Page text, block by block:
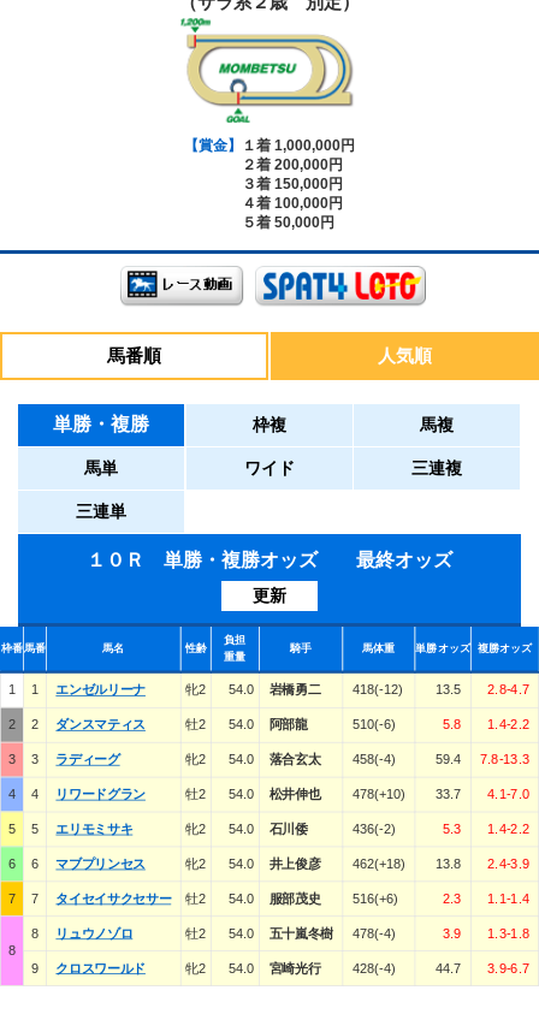
【賞金】
１着 1,000,000円
２着 200,000円
３着 150,000円
４着 100,000円
５着 50,000円
馬番順 人気順
単勝・複勝 枠複 馬複
馬単 ワイド 三連複
三連単
１０Ｒ 単勝・複勝オッズ 最終オッズ
更新
枠番馬番 馬名 性齢
負担
重量
騎手 馬体重 単勝オッズ 複勝オッズ
1 1 エンゼルリーナ 牝2 54.0 岩橋勇二 418(-12) 13.5 2.8-4.7
2 2 ダンスマティス 牡2 54.0 阿部龍 510(-6) 5.8 1.4-2.2
3 3 ラディーグ 牝2 54.0 落合玄太 458(-4) 59.4 7.8-13.3
4 4 リワードグラン 牡2 54.0 松井伸也 478(+10) 33.7 4.1-7.0
5 5 エリモミサキ 牝2 54.0 石川倭 436(-2) 5.3 1.4-2.2
6 6 マブプリンセス 牝2 54.0 井上俊彦 462(+18) 13.8 2.4-3.9
7 7 タイセイサクセサー 牡2 54.0 服部茂史 516(+6) 2.3 1.1-1.4
8
8 リュウノゾロ 牡2 54.0 五十嵐冬樹 478(-4) 3.9 1.3-1.8
9 クロスワールド 牝2 54.0 宮崎光行 428(-4) 44.7 3.9-6.7